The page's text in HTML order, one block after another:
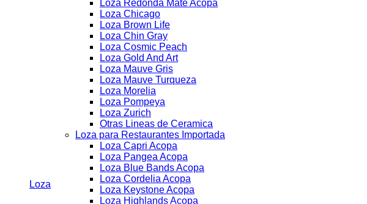
Loza
Loza Redonda Mate Acopa
Loza Chicago
Loza Brown Life
Loza Chin Gray
Loza Cosmic Peach
Loza Gold And Art
Loza Mauve Gris
Loza Mauve Turqueza
Loza Morelia
Loza Pompeya
Loza Zurich
Otras Lineas de Ceramica
Loza para Restaurantes Importada
Loza Capri Acopa
Loza Pangea Acopa
Loza Blue Bands Acopa
Loza Cordelia Acopa
Loza Keystone Acopa
Loza Highlands Acopa